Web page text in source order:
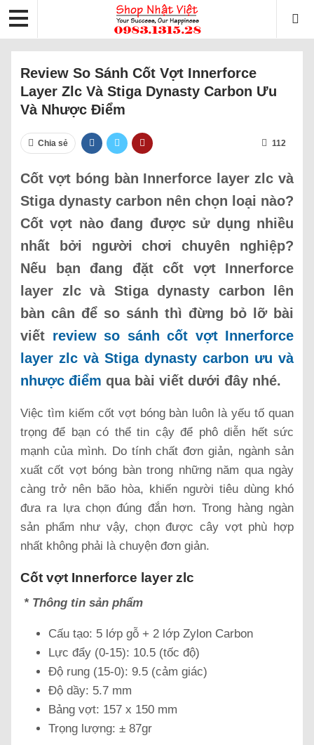
Review So Sánh Cốt Vợt Innerforce
Layer Zlc Và Stiga Dynasty Carbon Ưu
Và Nhược Điểm
Chia sẻ 112
Cốt vợt bóng bàn Innerforce layer zlc và
Stiga dynasty carbon nên chọn loại nào?
Cốt vợt nào đang được sử dụng nhiều
nhất bởi người chơi chuyên nghiệp?
Nếu bạn đang đặt cốt vợt Innerforce
layer zlc và Stiga dynasty carbon lên
bàn cân để so sánh thì đừng bỏ lỡ bài
viết review so sánh cốt vợt Innerforce
layer zlc và Stiga dynasty carbon ưu và
nhược điểm qua bài viết dưới đây nhé.
Việc tìm kiếm cốt vợt bóng bàn luôn là yếu tố quan
trọng để bạn có thể tin cậy để phô diễn hết sức
mạnh của mình. Do tính chất đơn giản, ngành sản
xuất cốt vợt bóng bàn trong những năm qua ngày
càng trở nên bão hòa, khiến người tiêu dùng khó
đưa ra lựa chọn đúng đắn hơn. Trong hàng ngàn
sản phẩm như vậy, chọn được cây vợt phù hợp
nhất không phải là chuyện đơn giản.
Cốt vợt Innerforce layer zlc
* Thông tin sản phẩm
Cấu tạo: 5 lớp gỗ + 2 lớp Zylon Carbon
Lực đẩy (0-15): 10.5 (tốc độ)
Độ rung (15-0): 9.5 (cảm giác)
Độ dầy: 5.7 mm
Bảng vợt: 157 x 150 mm
Trọng lượng: ± 87gr